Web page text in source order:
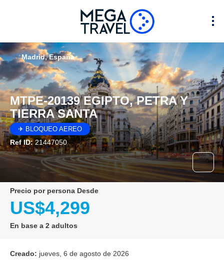
MTPE-20139 EGIPTO, PETRA Y
TIERRA SANTA
✈ BLOQUEO AEREO
Ref ID:21447050
Madrid, España
precio por persona Desde
US$4,299
En base a 2 adultos
Creado: jueves, 6 de agosto de 2026